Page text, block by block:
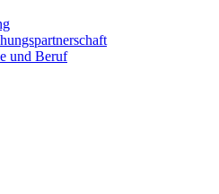
und Beruf